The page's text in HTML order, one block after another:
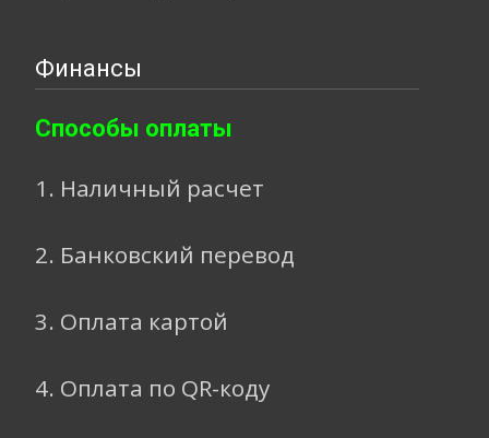
Финансы
Способы оплаты
1. Наличный расчет
2. Банковский перевод
3. Оплата картой
4. Оплата по QR-коду